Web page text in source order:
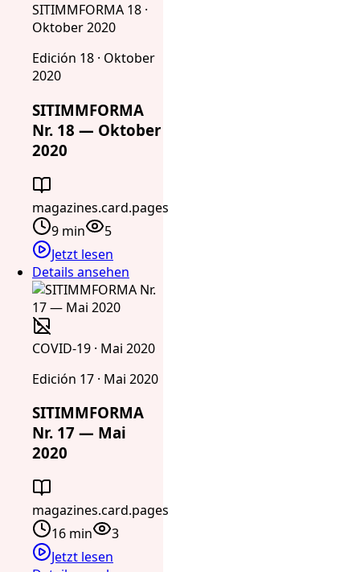
SITIMMFORMA 18 ·
Oktober 2020
Edición 18 · Oktober
2020
SITIMMFORMA
Nr. 18 — Oktober
2020
magazines.card.pages
9 min
5
Jetzt lesen
Details ansehen
COVID-19 · Mai 2020
Edición 17 · Mai 2020
SITIMMFORMA
Nr. 17 — Mai
2020
magazines.card.pages
16 min
3
Jetzt lesen